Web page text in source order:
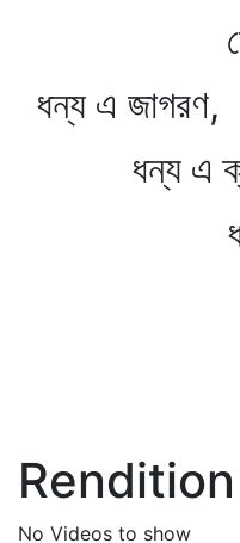
সে
ধন্য এ জাগরণ,
ধন্য এ
ধন্য
Rendition
No Videos to show